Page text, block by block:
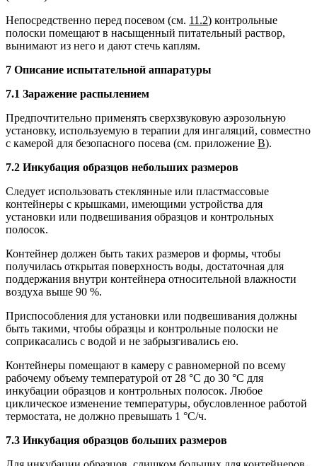
Непосредственно перед посевом (см. 11.2) контрольные
полоски помещают в насыщенный питательный раствор,
вынимают из него и дают стечь каплям.
7 Описание испытательной аппаратуры
7.1 Заражение распылением
Предпочтительно применять сверхзвуковую аэрозольную
установку, используемую в терапии для ингаляций, совместно
с камерой для безопасного посева (см. приложение В).
7.2 Инкубация образцов небольших размеров
Следует использовать стеклянные или пластмассовые
контейнеры с крышками, имеющими устройства для
установки или подвешивания образцов и контрольных
полосок.
Контейнер должен быть таких размеров и формы, чтобы
получилась открытая поверхность воды, достаточная для
поддержания внутри контейнера относительной влажности
воздуха выше 90 %.
Приспособления для установки или подвешивания должны
быть такими, чтобы образцы и контрольные полоски не
соприкасались с водой и не забрызгивались ею.
Контейнеры помещают в камеру с равномерной по всему
рабочему объему температурой от 28 °С до 30 °С для
инкубации образцов и контрольных полосок. Любое
циклическое изменение температуры, обусловленное работой
термостата, не должно превышать 1 °С/ч.
7.3 Инкубация образцов больших размеров